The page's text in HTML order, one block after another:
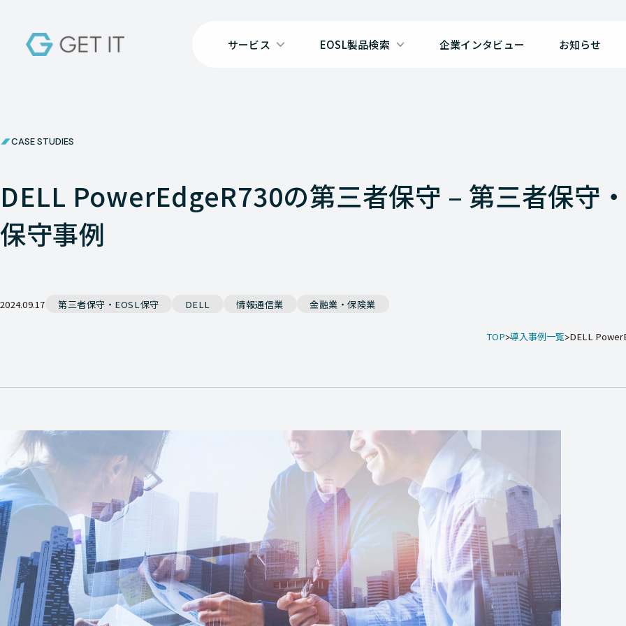
サービス EOSL製品検索 企業インタビュー お知らせ
CASE STUDIES
DELL PowerEdgeR730の第三者保守 – 第三者保守
保守事例
2024.09.17 第三者保守・EOSL保守 DELL 情報通信業 金融業・保険業
TOP 導入事例一覧 DELL